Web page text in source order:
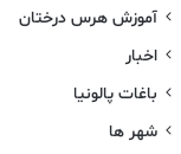
آموزش هرس درختان
اخبار
باغات پالونیا
شهر ها